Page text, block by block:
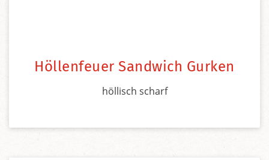
Höllenfeuer Sandwich Gurken
höllisch scharf